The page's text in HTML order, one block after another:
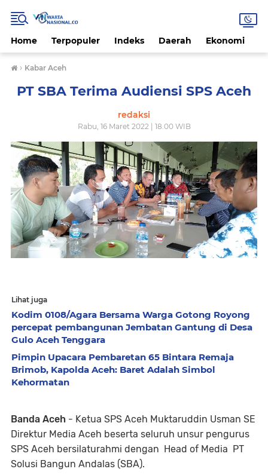
Home Terpopuler Indeks Daerah Ekonomi
› Kabar Aceh
PT SBA Terima Audiensi SPS Aceh
redaksi
Rabu, 16 Maret 2022 | 18.00 WIB
Lihat juga
Kodim 0108/Agara Bersama Warga Gotong Royong
percepat pembangunan Jembatan Gantung di Desa
Gulo Aceh Tenggara
Pimpin Upacara Pembaretan 65 Bintara Remaja
Brimob, Kapolda Aceh: Baret Adalah Simbol
Kehormatan
Banda Aceh - Ketua SPS Aceh Muktaruddin Usman SE
Direktur Media Aceh beserta seluruh unsur pengurus
SPS Aceh bersilaturahmi dengan Head of Media PT
Solusi Bangun Andalas (SBA).